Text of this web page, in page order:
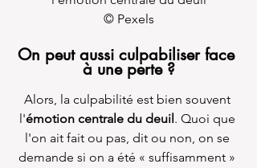
© Pexels
On peut aussi culpabiliser face
à une perte ?
Alors, la culpabilité est bien souvent
l'émotion centrale du deuil. Quoi que
l'on ait fait ou pas, dit ou non, on se
demande si on a été « suffisamment »